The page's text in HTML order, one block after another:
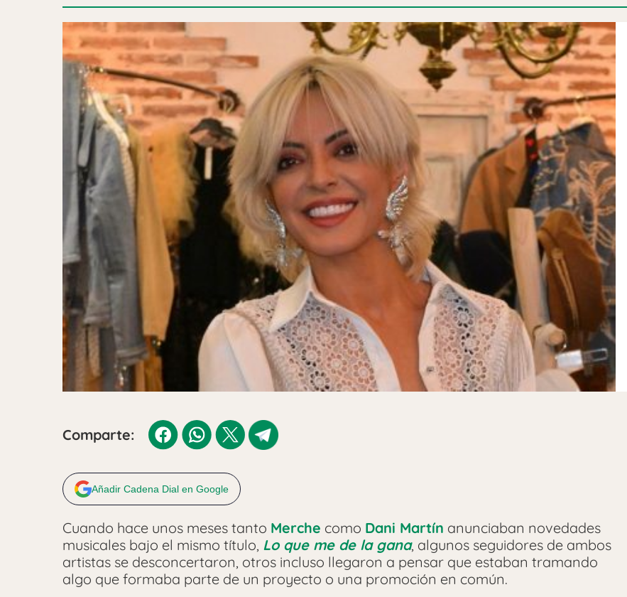
Comparte:
Añadir Cadena Dial en Google
Cuando hace unos meses tanto Merche como Dani Martín anunciaban novedades
musicales bajo el mismo título, Lo que me de la gana, algunos seguidores de ambos
artistas se desconcertaron, otros incluso llegaron a pensar que estaban tramando
algo que formaba parte de un proyecto o una promoción en común.